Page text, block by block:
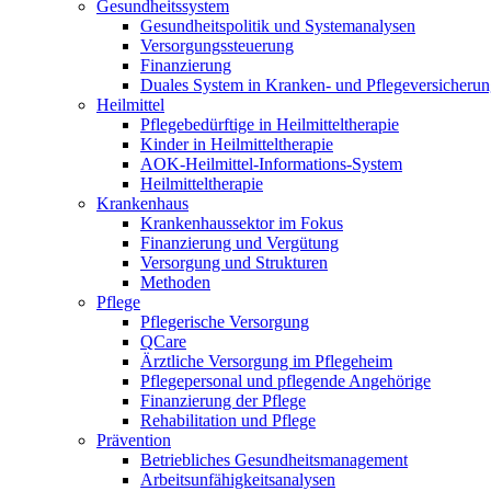
Gesundheitssystem
Gesundheitspolitik und Systemanalysen
Versorgungssteuerung
Finanzierung
Duales System in Kranken- und
Heilmittel
Pflegebedürftige in Heilmitteltherapie
Kinder in Heilmitteltherapie
AOK-Heilmittel-Informations-System
Heilmitteltherapie
Krankenhaus
Krankenhaussektor im Fokus
Finanzierung und Vergütung
Versorgung und Strukturen
Methoden
Pflege
Pflegerische Versorgung
QCare
Ärztliche Versorgung im Pflegeheim
Pflegepersonal und pflegende Angehörige
Finanzierung der Pflege
Rehabilitation und Pflege
Prävention
Betriebliches Gesundheitsmanagement
Arbeitsunfähigkeitsanalysen